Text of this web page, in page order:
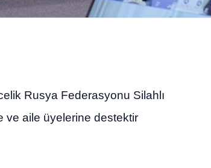
Rusya Federasyonu Silahlı
ve aile üyelerine destektir